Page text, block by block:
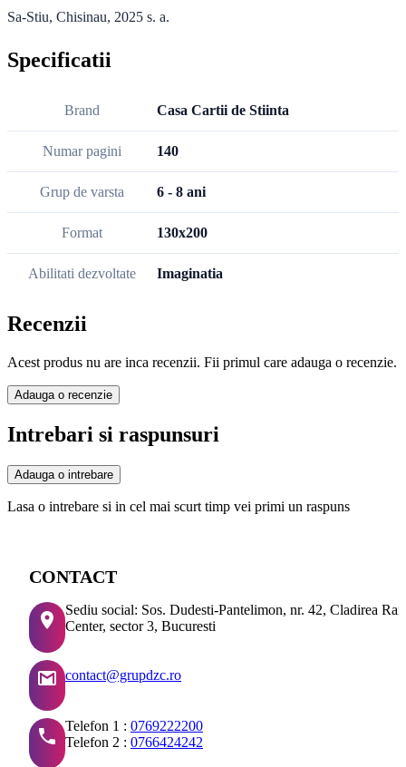
Sa-Stiu, Chisinau, 2025 s. a.
Specificatii
Brand Casa Cartii de Stiinta
Numar pagini 140
Grup de varsta 6 - 8 ani
Format 130x200
Abilitati dezvoltate Imaginatia
Recenzii
Acest produs nu are inca recenzii. Fii primul care adauga o recenzie.
Adauga o recenzie
Intrebari si raspunsuri
Adauga o intrebare
Lasa o intrebare si in cel mai scurt timp vei primi un raspuns
CONTACT
Sediu social: Sos. Dudesti-Pantelimon, nr. 42, Cladirea
Center, sector 3, Bucuresti
contact@grupdzc.ro
Telefon 1 : 0769222200
Telefon 2 : 0766424242